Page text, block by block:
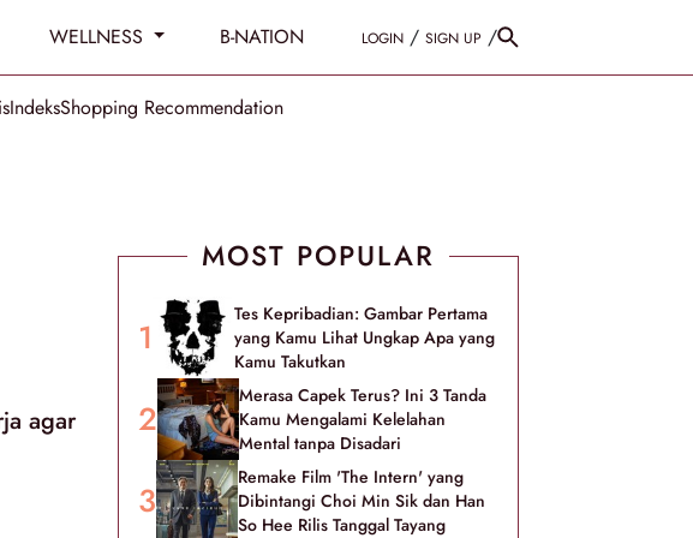
WELLNESS B-NATION LOGIN / SIGN UP /
IndeksShopping Recommendation
agar
MOST POPULAR
Tes Kepribadian: Gambar Pertama
yang Kamu Lihat Ungkap Apa yang
Kamu Takutkan
Merasa Capek Terus? Ini 3 Tanda
Kamu Mengalami Kelelahan
Mental tanpa Disadari
Remake Film 'The Intern' yang
Dibintangi Choi Min Sik dan Han
So Hee Rilis Tanggal Tayang